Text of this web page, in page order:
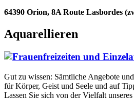
64390 Orion, 8A Route Lasbordes
Aquarellieren
Gut zu wissen: Sämtliche Angebote
für Körper, Geist und Seele und auf
Lassen Sie sich von der Vielfalt